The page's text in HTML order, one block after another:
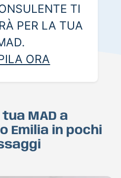
TI
PER LA TUA
ORA
MAD a
Emilia in pochi